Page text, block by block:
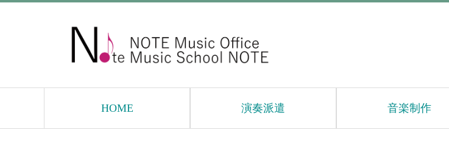
HOME 演奏派遣 音楽制作